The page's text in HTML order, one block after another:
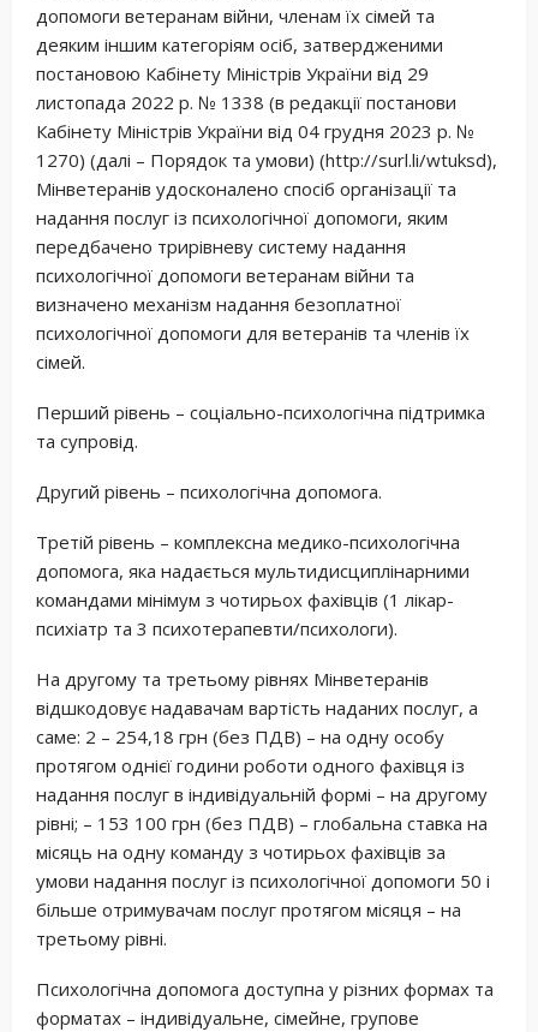
допомоги ветеранам війни, членам їх сімей та
деяким іншим категоріям осіб, затвердженими
постановою Кабінету Міністрів України від 29
листопада 2022 р. № 1338 (в редакції постанови
Кабінету Міністрів України від 04 грудня 2023 р. №
1270) (далі – Порядок та умови) (http://surl.li/wtuksd),
Мінветеранів удосконалено спосіб організації та
надання послуг із психологічної допомоги, яким
передбачено трирівневу систему надання
психологічної допомоги ветеранам війни та
визначено механізм надання безоплатної
психологічної допомоги для ветеранів та членів їх
сімей.
Перший рівень – соціально-психологічна підтримка
та супровід.
Другий рівень – психологічна допомога.
Третій рівень – комплексна медико-психологічна
допомога, яка надається мультидисциплінарними
командами мінімум з чотирьох фахівців (1 лікар-
психіатр та 3 психотерапевти/психологи).
На другому та третьому рівнях Мінветеранів
відшкодовує надавачам вартість наданих послуг, а
саме: 2 – 254,18 грн (без ПДВ) – на одну особу
протягом однієї години роботи одного фахівця із
надання послуг в індивідуальній формі – на другому
рівні; – 153 100 грн (без ПДВ) – глобальна ставка на
місяць на одну команду з чотирьох фахівців за
умови надання послуг із психологічної допомоги 50 і
більше отримувачам послуг протягом місяця – на
третьому рівні.
Психологічна допомога доступна у різних формах та
форматах – індивідуальне, сімейне, групове